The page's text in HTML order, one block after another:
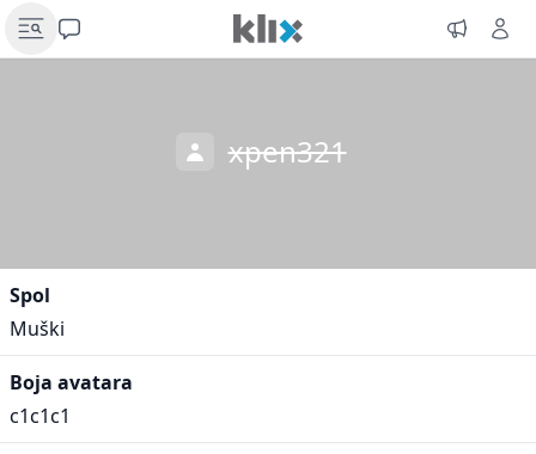
xpen321
Spol
Muški
Boja avatara
c1c1c1